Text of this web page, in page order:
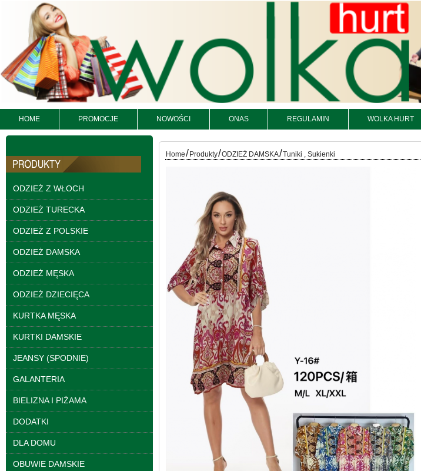
HOME PROMOCJE NOWOŚCI ONAS REGULAMIN WOLKA HURT
ODZIEŻ Z WŁOCH
ODZIEŻ TURECKA
ODZIEŻ Z POLSKIE
ODZIEŻ DAMSKA
ODZIEŻ MĘSKA
ODZIEŻ DZIECIĘCA
KURTKA MĘSKA
KURTKI DAMSKIE
JEANSY (SPODNIE)
GALANTERIA
BIELIZNA I PIŻAMA
DODATKI
DLA DOMU
OBUWIE DAMSKIE
Kolor Paczka 5 szt
95.00 zł
szczegóły
Kurtki damskie
skórzana Roz S-XL, 1
Kolor Paczka 5 szt
95.00 zł
szczegóły
Home/ Produkty/ODZIEŻ DAMSKA/Tuniki , Sukienki